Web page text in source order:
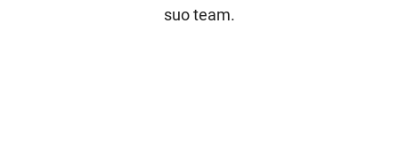
suo team.